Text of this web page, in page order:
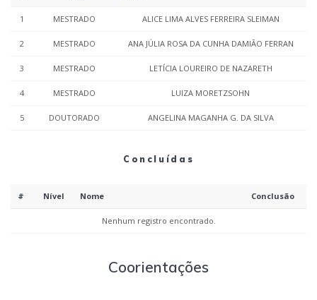
1 MESTRADO ALICE LIMA ALVES FERREIRA SLEIMAN
2 MESTRADO ANA JÚLIA ROSA DA CUNHA DAMIÃO FERRAN
3 MESTRADO LETÍCIA LOUREIRO DE NAZARETH
4 MESTRADO LUIZA MORETZSOHN
5 DOUTORADO ANGELINA MAGANHA G. DA SILVA
Concluídas
# Nível Nome Conclusão
Nenhum registro encontrado.
Coorientações